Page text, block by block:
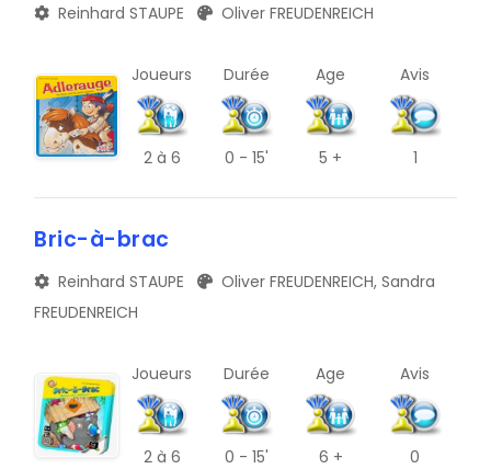
G
O
S
W
#
D
L
P
Reinhard STAUPE Oliver FREUDENREICH
Joueurs
2à 6
Durée
0 - 15'
Age
5 +
Avis
1
Bric-à-brac
Reinhard STAUPE
Oliver FREUDENREICH, Sandra
FREUDENREICH
Joueurs
2à 6
Durée
0 - 15'
Age
6 +
Avis
0